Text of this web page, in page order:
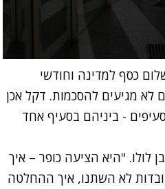
כסף למדינה וחודשי
לא מגיעים להסכמות. דקל אכן
- ביניהם בסעיף אחד
"היא הציעה כופר – איך
לא השתנו, איך ההחלטה